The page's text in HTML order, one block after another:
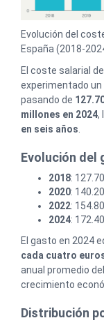
Evolución del
España (2018-
El coste salarial
experimentado un
pasando de
millones en 2024,
en seis años
Evolución del
2018:
2020:
2022:
2024:
El gasto en 2024
cada cuatro
anual promedio del
crecimiento
Distribución